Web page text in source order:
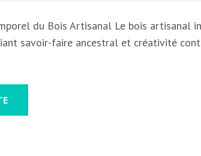
du Bois Artisanal Le bois artisanal
savoir-faire ancestral et créativité